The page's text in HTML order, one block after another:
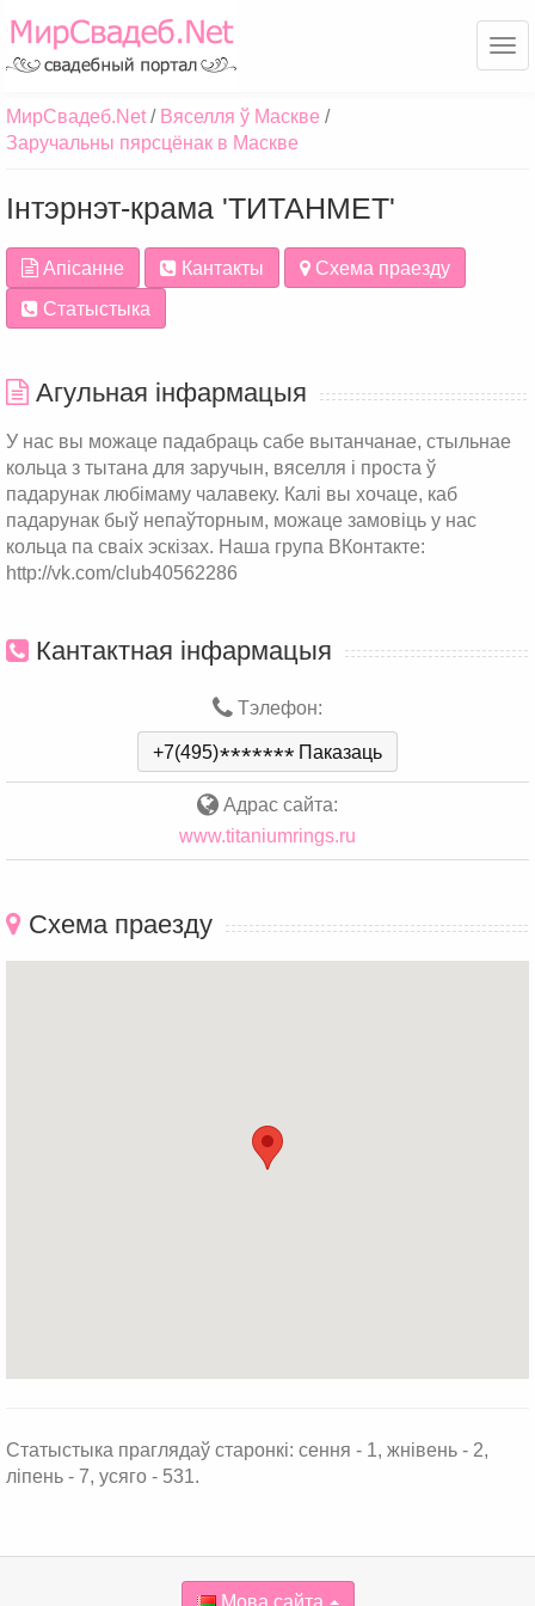
МирСвадеб.Net
Вяселля ў Маскве
Заручальны пярсцёнак в Маскве
Інтэрнэт-крама 'ТИТАНМЕТ'
Апісанне Кантакты
Схема праезду
Статыстыка
Агульная інфармацыя
У нас вы можаце падабраць сабе вытанчанае, стыльнае
кольца з тытана для заручын, вяселля і проста ў
падарунак любімаму чалавеку. Калі вы хочаце, каб
падарунак быў непаўторным, можаце замовіць у нас
кольца па сваіх эскізах. Наша група ВКонтакте:
http://vk.com/club40562286
Кантактная інфармацыя
Тэлефон:
+7(495)******* Паказаць
Адрас сайта:
www.titaniumrings.ru
Схема праезду
Статыстыка праглядаў старонкі: сення - 1, жнівень - 2,
ліпень - 7, усяго - 531.
Мова сайта